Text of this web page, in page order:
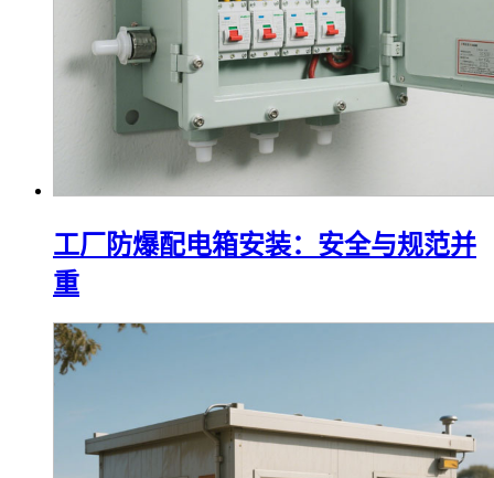
工厂防爆配电箱安装：安全与规范并
重